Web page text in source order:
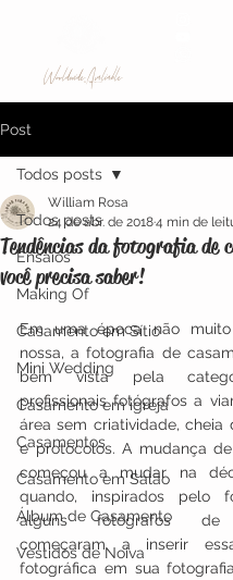
Worldwide Avaliable
Post
Todos posts
Ensaios
Making Of
Casamento em Sítio
Mini Wedding
Casamento em igreja
Casamentos
Casamento em Salão
Álbum de Casamento
Vestidos de Noiva
Todos posts
Tendências da fotografia de
você precisa saber!
William Rosa
24 de abr. de 20184 min de
Em uma época não
nossa, a fotografia de
bem vista pela
profissionais fotógrafos a
área sem criatividade, cheia
e protocolos. A mudança
começou a mudar na
quando, inspirados pelo
alguns fotógrafos de
começaram a inserir
fotográfica em sua